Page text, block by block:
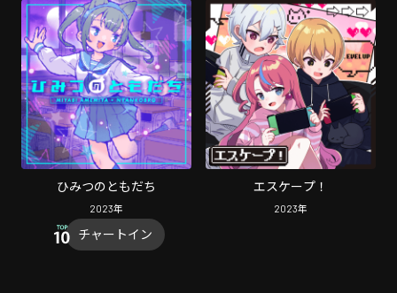
ひみつのともだち
2023年
チャートイン
エスケープ！
2023年